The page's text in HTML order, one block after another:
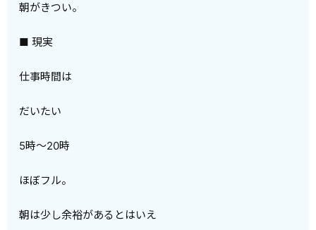
朝がきつい。
■ 現実
仕事時間は
だいたい
5時〜20時
ほぼフル。
朝は少し余裕があるとはいえ